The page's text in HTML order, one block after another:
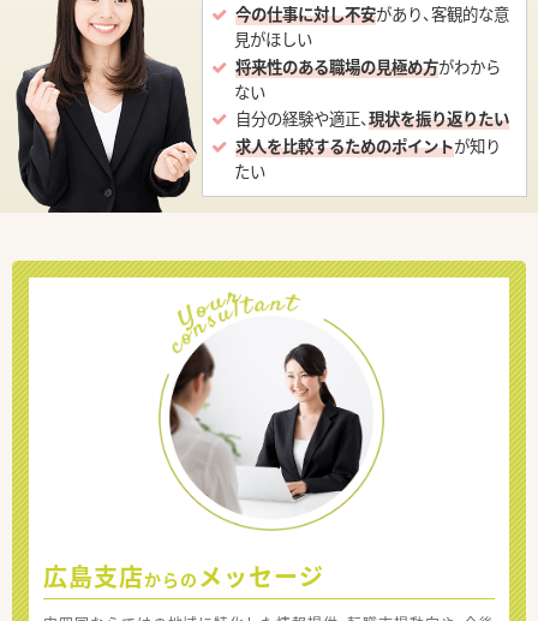
今の仕事に対し不安があり、客観的な意
見がほしい
将来性のある職場の見極め方がわから
ない
自分の経験や適正、現状を振り返りたい
求人を比較するためのポイントが知り
たい
広島支店からの メッセージ